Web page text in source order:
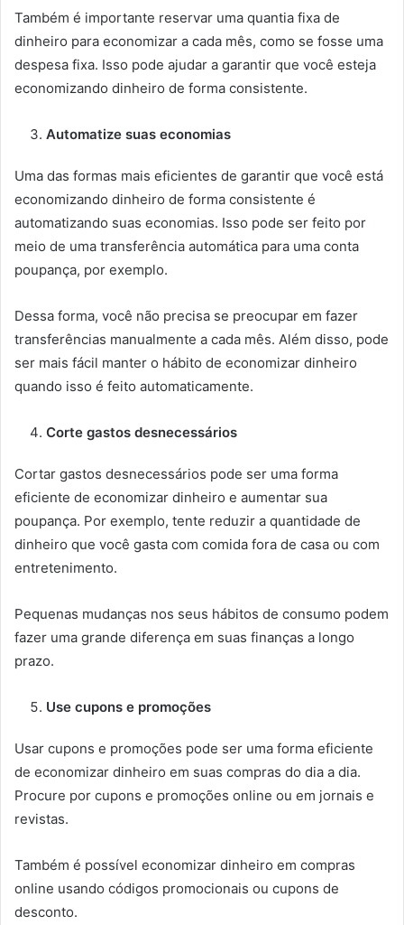
Também é importante reservar uma quantia fixa de
dinheiro para economizar a cada mês, como se fosse uma
despesa fixa. Isso pode ajudar a garantir que você esteja
economizando dinheiro de forma consistente.
Automatize suas economias
Uma das formas mais eficientes de garantir que você está
economizando dinheiro de forma consistente é
automatizando suas economias. Isso pode ser feito por
meio de uma transferência automática para uma conta
poupança, por exemplo.
Dessa forma, você não precisa se preocupar em fazer
transferências manualmente a cada mês. Além disso, pode
ser mais fácil manter o hábito de economizar dinheiro
quando isso é feito automaticamente.
Corte gastos desnecessários
Cortar gastos desnecessários pode ser uma forma
eficiente de economizar dinheiro e aumentar sua
poupança. Por exemplo, tente reduzir a quantidade de
dinheiro que você gasta com comida fora de casa ou com
entretenimento.
Pequenas mudanças nos seus hábitos de consumo podem
fazer uma grande diferença em suas finanças a longo
prazo.
Use cupons e promoções
Usar cupons e promoções pode ser uma forma eficiente
de economizar dinheiro em suas compras do dia a dia.
Procure por cupons e promoções online ou em jornais e
revistas.
Também é possível economizar dinheiro em compras
online usando códigos promocionais ou cupons de
desconto.